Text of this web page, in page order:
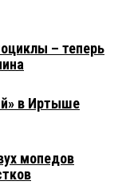
– теперь
в Иртыше
мопедов